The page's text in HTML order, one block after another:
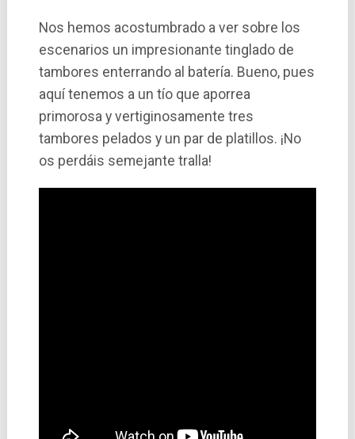
Nos hemos acostumbrado a ver sobre los
escenarios un impresionante tinglado de
tambores enterrando al baterí­a. Bueno, pues
aquí­ tenemos a un tí­o que aporrea
primorosa y vertiginosamente tres
tambores pelados y un par de platillos. ¡No
os perdáis semejante tralla!